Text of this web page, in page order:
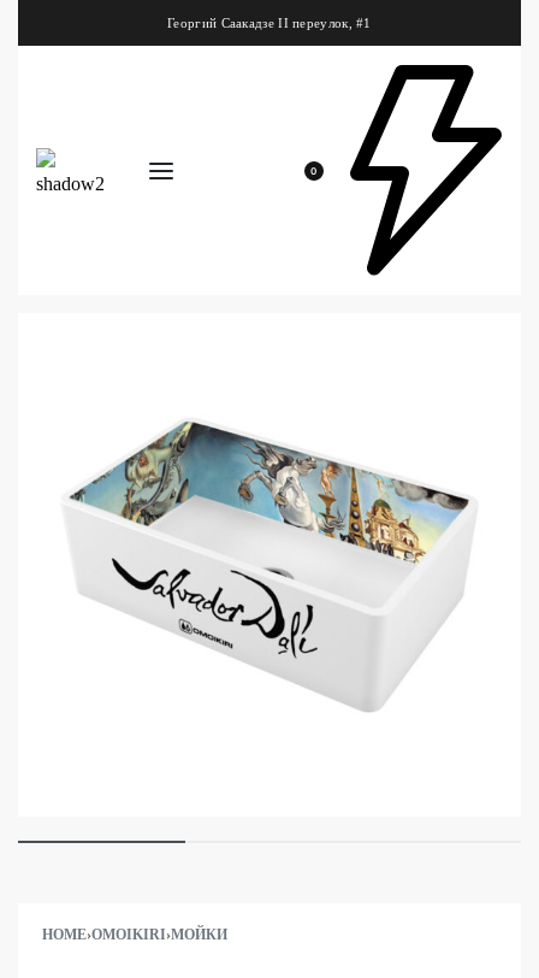
Георгий Саакадзе II переулок, #1
0
HOME›OMOIKIRI›МОЙКИ